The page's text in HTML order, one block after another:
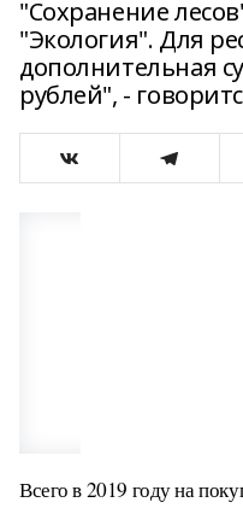
"Сохранение
"Экология". Для
дополнительная
рублей", -
Всего в 2019 году на